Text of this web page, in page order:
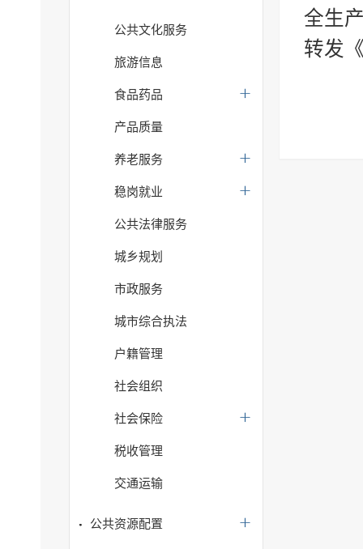
公共文化服务
旅游信息
食品药品
产品质量
养老服务
稳岗就业
公共法律服务
城乡规划
市政服务
城市综合执法
户籍管理
社会组织
社会保险
税收管理
交通运输
公共资源配置
全生
转发